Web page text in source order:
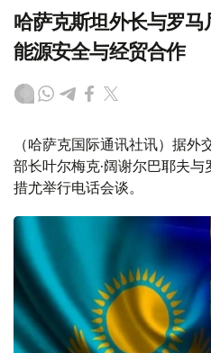
哈萨克斯坦外长与罗
能源安全与经贸合作
（哈萨克国际通讯社讯）据
部长叶尔梅克·阔谢尔巴耶夫
措尤举行电话会谈。